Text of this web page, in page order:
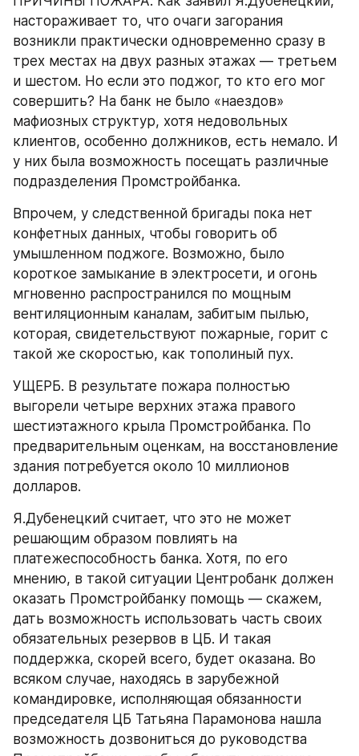
настораживает то, что очаги загорания
возникли практически одновременно сразу в
трех местах на двух разных этажах — третьем
и шестом. Но если это поджог, то кто его мог
совершить? На банк не было «наездов»
мафиозных структур, хотя недовольных
клиентов, особенно должников, есть немало. И
у них была возможность посещать различные
подразделения Промстройбанка.
Впрочем, у следственной бригады пока нет
конфетных данных, чтобы говорить об
умышленном поджоге. Возможно, было
короткое замыкание в электросети, и огонь
мгновенно распространился по мощным
вентиляционным каналам, забитым пылью,
которая, свидетельствуют пожарные, горит с
такой же скоростью, как тополиный пух.
УЩЕРБ. В результате пожара полностью
выгорели четыре верхних этажа правого
шестиэтажного крыла Промстройбанка. По
предварительным оценкам, на восстановление
здания потребуется около 10 миллионов
долларов.
Я.Дубенецкий считает, что это не может
решающим образом повлиять на
платежеспособность банка. Хотя, по его
мнению, в такой ситуации Центробанк должен
оказать Промстройбанку помощь — скажем,
дать возможность использовать часть своих
обязательных резервов в ЦБ. И такая
поддержка, скорей всего, будет оказана. Во
всяком случае, находясь в зарубежной
командировке, исполняющая обязанности
председателя ЦБ Татьяна Парамонова нашла
возможность дозвониться до руководства